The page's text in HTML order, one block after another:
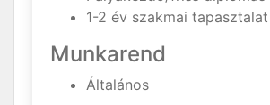
1-2 év szakmai tapasztalat
Munkarend
Általános